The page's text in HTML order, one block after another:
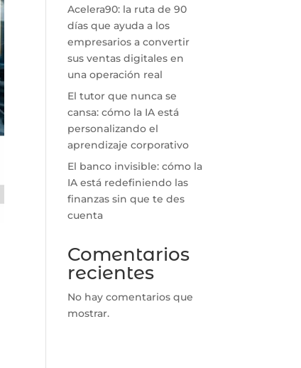
Acelera90: la ruta de 90
días que ayuda a los
empresarios a convertir
sus ventas digitales en
una operación real
El tutor que nunca se
cansa: cómo la IA está
personalizando el
aprendizaje corporativo
El banco invisible: cómo la
IA está redefiniendo las
finanzas sin que te des
cuenta
Comentarios
recientes
No hay comentarios que
mostrar.